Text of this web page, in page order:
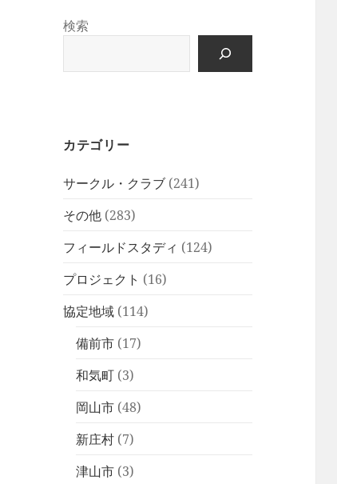
検索
カテゴリー
サークル・クラブ (241)
その他 (283)
フィールドスタディ (124)
プロジェクト (16)
協定地域 (114)
備前市 (17)
和気町 (3)
岡山市 (48)
新庄村 (7)
津山市 (3)